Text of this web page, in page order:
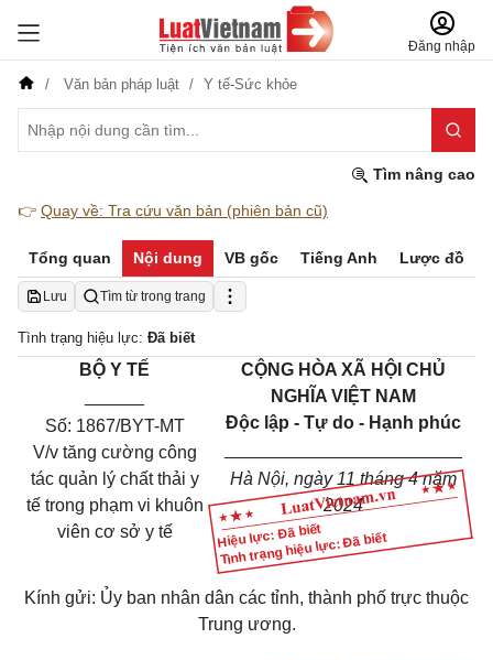
Đăng nhập
Văn bản pháp luật Y tế-Sức khỏe
Tìm nâng cao
👉 Quay về: Tra cứu văn bản (phiên bản cũ)
Tổng quan Nội dung VB gốc Tiếng Anh Lược đồ
Lưu Tìm từ trong trang
Tình trạng hiệu lực: Đã biết
Hiệu lực: Đã biết
Tình trạng hiệu lực: Đã biết
BỘ Y TẾ
Số: 1867/BYT-MT
V/v tăng cường công
tác quản lý chất thải y
tế trong phạm vi khuôn
viên cơ sở y tế
CỘNG HÒA XÃ HỘI CHỦ
NGHĨA VIỆT NAM
Độc lập - Tự do - Hạnh phúc
Hà Nội, ngày 11 tháng4năm
2024
Kính gửi: Ủy ban nhân dân các tỉnh, thành phố trực thuộc
Trung ương.